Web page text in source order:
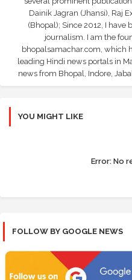
Dainik Jagran (Jhansi), Raj
(Bhopal); Since 2012, I
journalism. I am the
bhopalsamachar.com, which
leading Hindi news portals in
news from Bhopal, Indore,
YOU MIGHT LIKE
Error: No
FOLLOW BY GOOGLE NEWS